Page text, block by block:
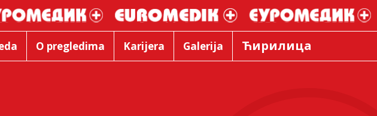
O pregledima Karijera Galerija Ћирилица